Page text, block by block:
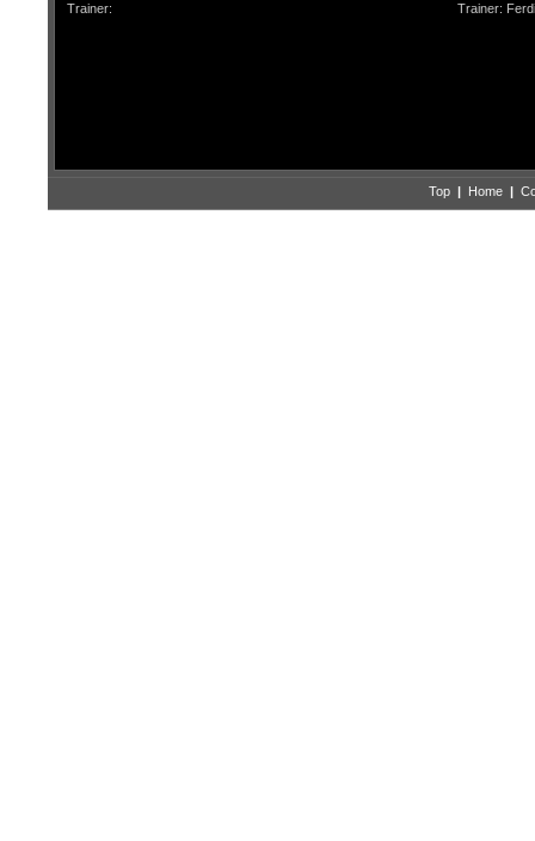
Trainer: Trainer:
Top | Home |